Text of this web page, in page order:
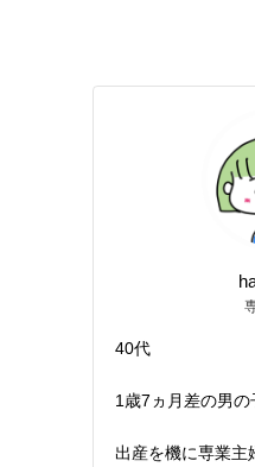
40代
1歳7ヵ月差の男の
出産を機に専業主